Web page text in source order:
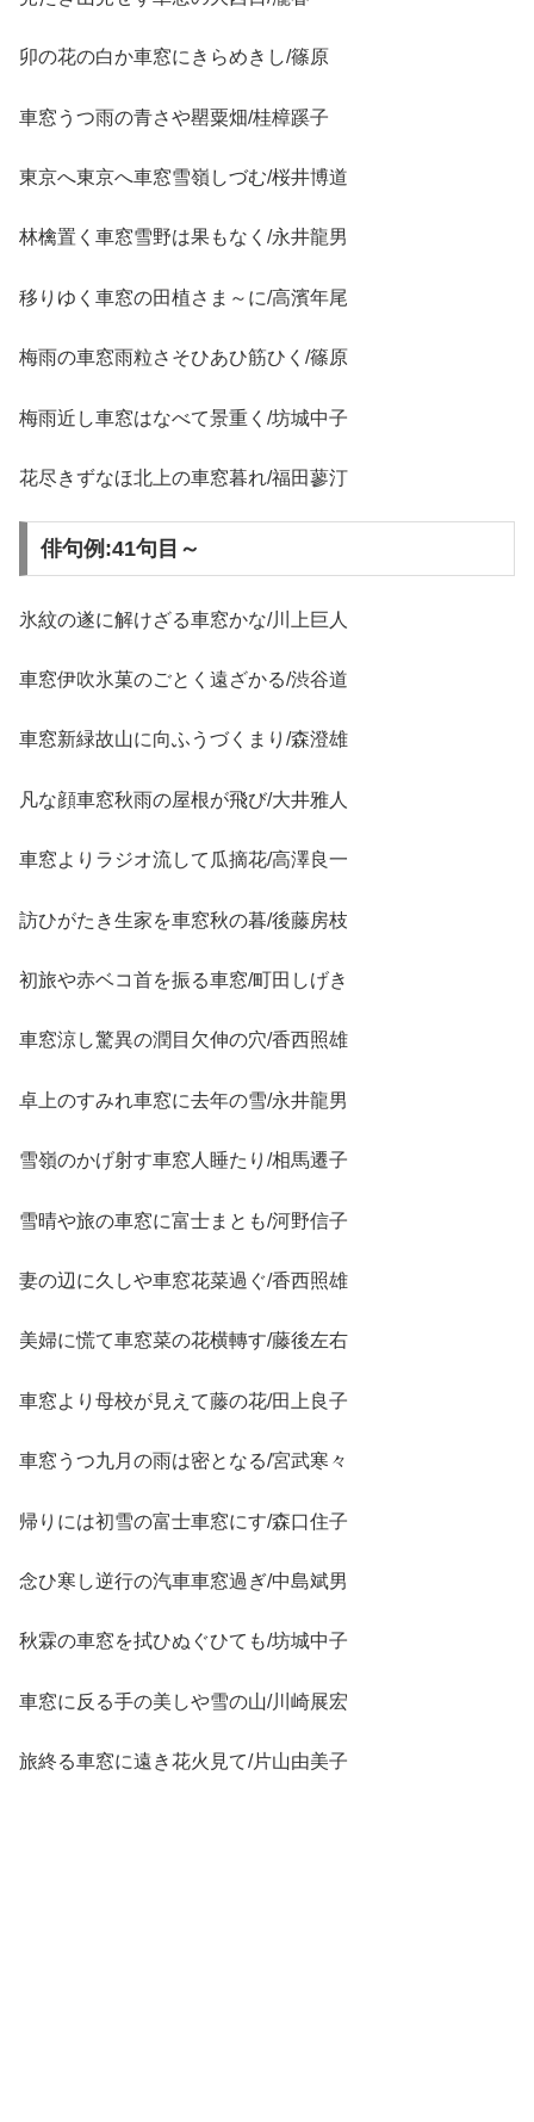
卯の花の白か車窓にきらめきし/篠原
車窓うつ雨の青さや罌粟畑/桂樟蹊子
東京へ東京へ車窓雪嶺しづむ/桜井博道
林檎置く車窓雪野は果もなく/永井龍男
移りゆく車窓の田植さま～に/高濱年尾
梅雨の車窓雨粒さそひあひ筋ひく/篠原
梅雨近し車窓はなべて景重く/坊城中子
花尽きずなほ北上の車窓暮れ/福田蓼汀
俳句例:41句目～
氷紋の遂に解けざる車窓かな/川上巨人
車窓伊吹氷菓のごとく遠ざかる/渋谷道
車窓新緑故山に向ふうづくまり/森澄雄
凡な顔車窓秋雨の屋根が飛び/大井雅人
車窓よりラジオ流して瓜摘花/高澤良一
訪ひがたき生家を車窓秋の暮/後藤房枝
初旅や赤ベコ首を振る車窓/町田しげき
車窓涼し驚異の潤目欠伸の穴/香西照雄
卓上のすみれ車窓に去年の雪/永井龍男
雪嶺のかげ射す車窓人睡たり/相馬遷子
雪晴や旅の車窓に富士まとも/河野信子
妻の辺に久しや車窓花菜過ぐ/香西照雄
美婦に慌て車窓菜の花横轉す/藤後左右
車窓より母校が見えて藤の花/田上良子
車窓うつ九月の雨は密となる/宮武寒々
帰りには初雪の富士車窓にす/森口住子
念ひ寒し逆行の汽車車窓過ぎ/中島斌男
秋霖の車窓を拭ひぬぐひても/坊城中子
車窓に反る手の美しや雪の山/川崎展宏
旅終る車窓に遠き花火見て/片山由美子